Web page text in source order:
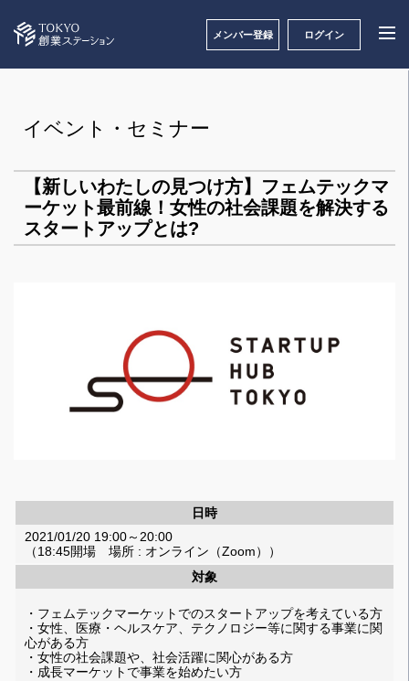
メンバー登録 ログイン
イベント・セミナー
【新しいわたしの見つけ方】フェムテックマ
ーケット最前線！女性の社会課題を解決する
スタートアップとは?
日時
2021/01/20 19:00～20:00
（18:45開場 場所 : オンライン（Zoom））
対象
・フェムテックマーケットでのスタートアップを考えている方
・女性、医療・ヘルスケア、テクノロジー等に関する事業に関
心がある方
・女性の社会課題や、社会活躍に関心がある方
・成長マーケットで事業を始めたい方